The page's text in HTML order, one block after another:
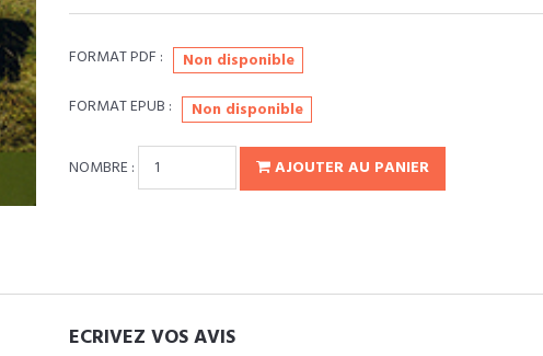
FORMAT PDF :
Non disponible
FORMAT EPUB :
Non disponible
NOMBRE : AJOUTER AU PANIER
ECRIVEZ VOS AVIS